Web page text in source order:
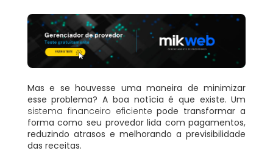
Mas e se houvesse uma maneira de minimizar
esse problema? A boa notícia é que existe. Um
sistema financeiro eficiente pode transformar a
forma como seu provedor lida com pagamentos,
reduzindo atrasos e melhorando a previsibilidade
das receitas.